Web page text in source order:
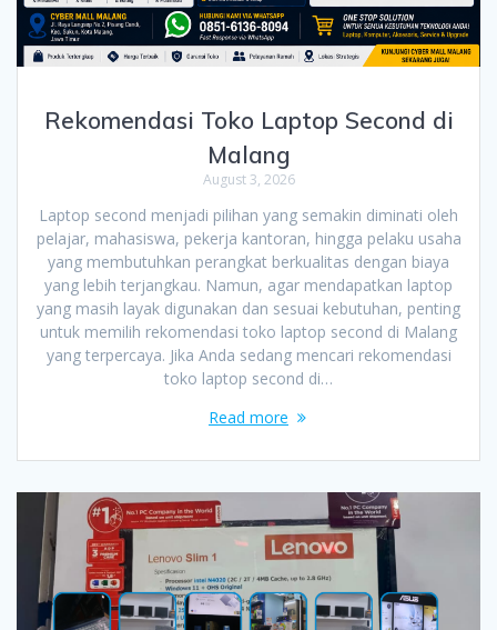
Rekomendasi Toko Laptop Second di
Malang
August 3, 2026
Laptop second menjadi pilihan yang semakin diminati oleh
pelajar, mahasiswa, pekerja kantoran, hingga pelaku usaha
yang membutuhkan perangkat berkualitas dengan biaya
yang lebih terjangkau. Namun, agar mendapatkan laptop
yang masih layak digunakan dan sesuai kebutuhan, penting
untuk memilih rekomendasi toko laptop second di Malang
yang terpercaya. Jika Anda sedang mencari rekomendasi
toko laptop second di…
Read more